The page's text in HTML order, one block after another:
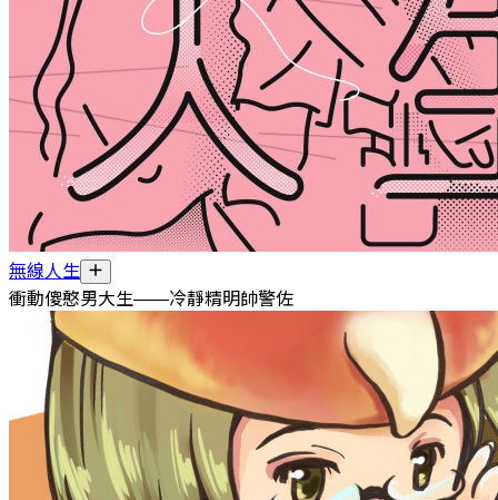
無線人生
衝動傻憨男大生——冷靜精明帥警佐